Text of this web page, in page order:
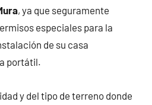
, ya que seguramente
especiales para la
de su casa
portátil.
y del tipo de terreno donde